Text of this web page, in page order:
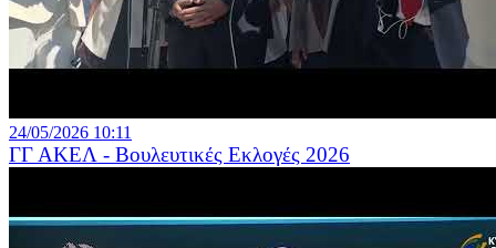
24/05/2026 10:11
ΓΓ ΑΚΕΛ - Βουλευτικές Εκλογές 2026